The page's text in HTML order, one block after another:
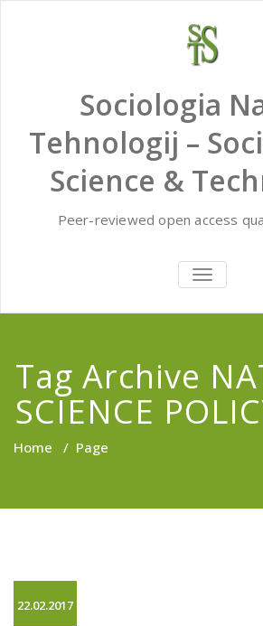
Sociologia
Tehnologij –
Science &
Peer-reviewed open access
TOGGLE
Tag Archive
SCIENCE
Home / Page
22.02.2017